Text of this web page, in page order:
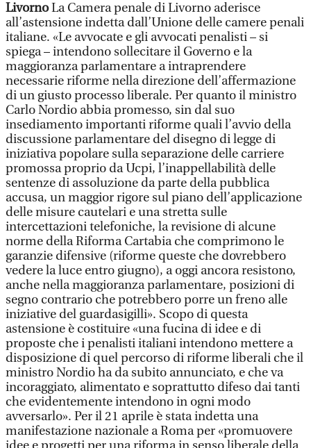
LivornoLa Camera penale di Livorno aderisce
all’astensione indetta dall’Unione delle camere penali
italiane. «Le avvocate e gli avvocati penalisti – si
spiega – intendono sollecitare il Governo e la
maggioranza parlamentare a intraprendere
necessarie riforme nella direzione dell’affermazione
di un giusto processo liberale. Per quanto il ministro
Carlo Nordio abbia promesso, sin dal suo
insediamento importanti riforme quali l’avvio della
discussione parlamentare del disegno di legge di
iniziativa popolare sulla separazione delle carriere
promossa proprio da Ucpi, l’inappellabilità delle
sentenze di assoluzione da parte della pubblica
accusa, un maggior rigore sul piano dell’applicazione
delle misure cautelari e una stretta sulle
intercettazioni telefoniche, la revisione di alcune
norme della Riforma Cartabia che comprimono le
garanzie difensive (riforme queste che dovrebbero
vedere la luce entro giugno), a oggi ancora resistono,
anche nella maggioranza parlamentare, posizioni di
segno contrario che potrebbero porre un freno alle
iniziative del guardasigilli». Scopo di questa
astensione è costituire «una fucina di idee e di
proposte che i penalisti italiani intendono mettere a
disposizione di quel percorso di riforme liberali che il
ministro Nordio ha da subito annunciato, e che va
incoraggiato, alimentato e soprattutto difeso dai tanti
che evidentemente intendono in ogni modo
avversarlo». Per il 21 aprile è stata indetta una
manifestazione nazionale a Roma per «promuovere